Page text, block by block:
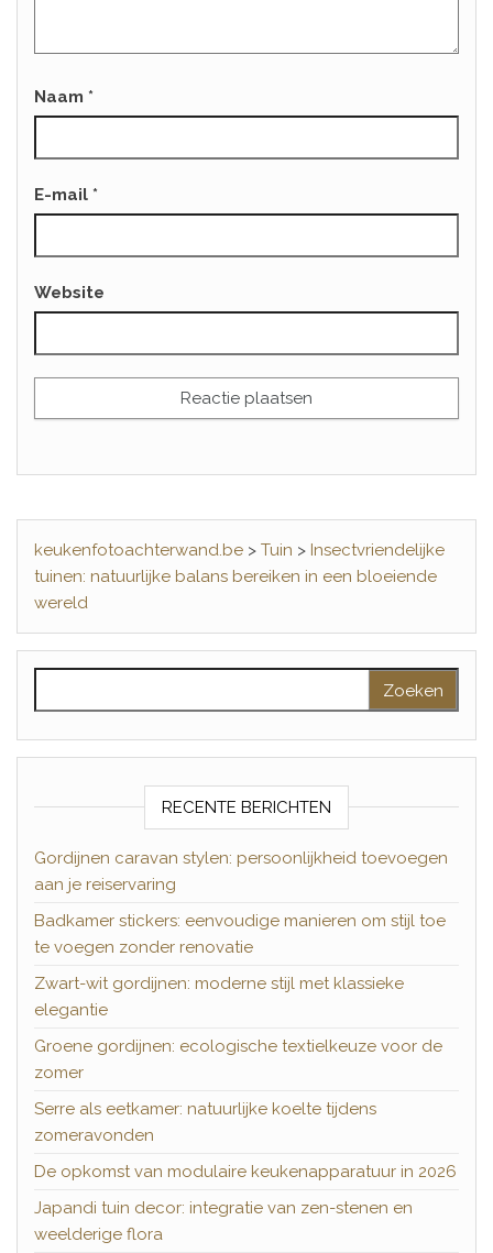
Naam *
E-mail *
Website
keukenfotoachterwand.be > Tuin > Insectvriendelijke
tuinen: natuurlijke balans bereiken in een bloeiende
wereld
RECENTE BERICHTEN
Gordijnen caravan stylen: persoonlijkheid toevoegen
aan je reiservaring
Badkamer stickers: eenvoudige manieren om stijl toe
te voegen zonder renovatie
Zwart-wit gordijnen: moderne stijl met klassieke
elegantie
Groene gordijnen: ecologische textielkeuze voor de
zomer
Serre als eetkamer: natuurlijke koelte tijdens
zomeravonden
De opkomst van modulaire keukenapparatuur in 2026
Japandi tuin decor: integratie van zen-stenen en
weelderige flora